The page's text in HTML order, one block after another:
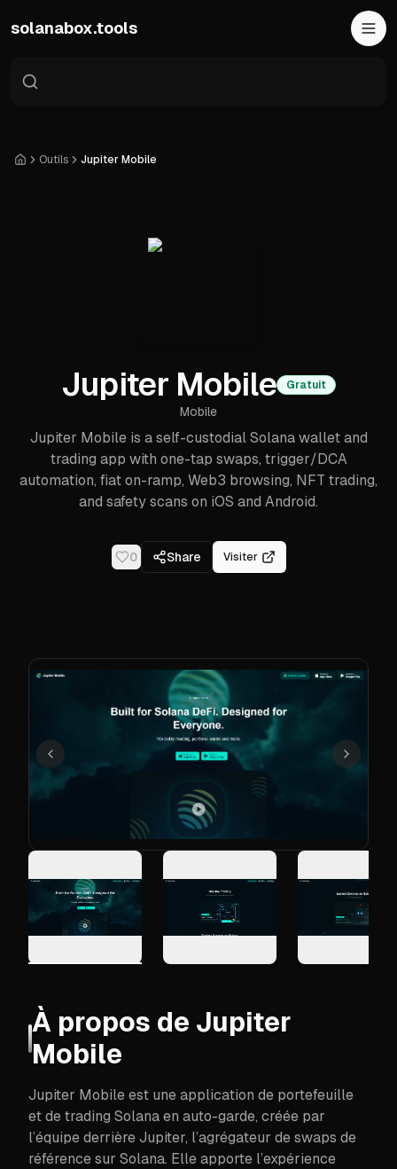
solanabox.tools
AccueilOutils Jupiter Mobile
Jupiter Mobile Gratuit
Mobile
Jupiter Mobile is a self-custodial Solana wallet and
trading app with one-tap swaps, trigger/DCA
automation, fiat on-ramp, Web3 browsing, NFT trading,
and safety scans on iOS and Android.
0 Share Visiter
Précédent Suivant
À propos de Jupiter
Mobile
Jupiter Mobile est une application de portefeuille
et de trading Solana en auto-garde, créée par
l’équipe derrière Jupiter, l’agrégateur de swaps de
référence sur Solana. Elle apporte l’expérience